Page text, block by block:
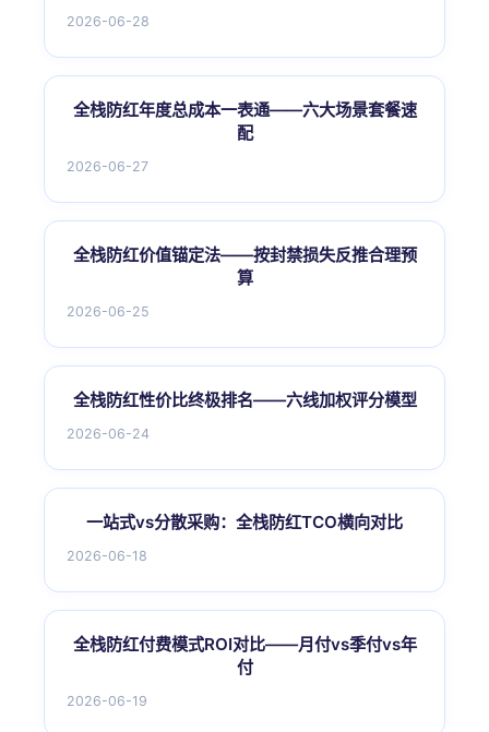
2026-06-28
全栈防红年度总成本一表通——六大场景套餐速
配
2026-06-27
全栈防红价值锚定法——按封禁损失反推合理预
算
2026-06-25
全栈防红性价比终极排名——六线加权评分模型
2026-06-24
一站式vs分散采购：全栈防红TCO横向对比
2026-06-18
全栈防红付费模式ROI对比——月付vs季付vs年
付
2026-06-19